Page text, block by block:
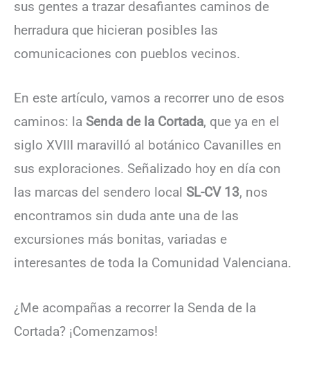
sus gentes a trazar desafiantes caminos de
herradura que hicieran posibles las
comunicaciones con pueblos vecinos.
En este artículo, vamos a recorrer uno de esos
caminos: la Senda de la Cortada, que ya en el
siglo XVIII maravilló al botánico Cavanilles en
sus exploraciones. Señalizado hoy en día con
las marcas del sendero local SL-CV 13, nos
encontramos sin duda ante una de las
excursiones más bonitas, variadas e
interesantes de toda la Comunidad Valenciana.
¿Me acompañas a recorrer la Senda de la
Cortada? ¡Comenzamos!